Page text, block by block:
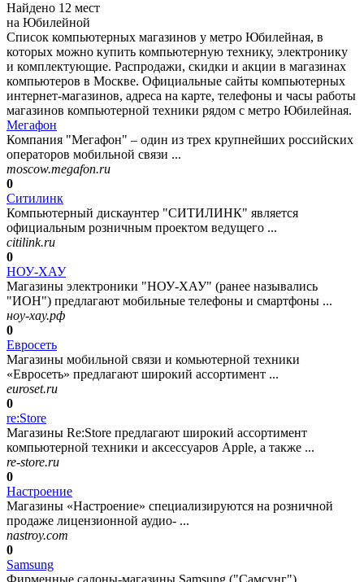
Найдено 12 мест
на Юбилейной
Список компьютерных магазинов у метро Юбилейная, в
которых можно купить компьютерную технику, электронику
и комплектующие. Распродажи, скидки и акции в магазинах
компьютеров в Москве. Официальные сайты компьютерных
интернет-магазинов, адреса на карте, телефоны и часы работы
магазинов компьютерной техники рядом с метро Юбилейная.
Мегафон
Компания "Мегафон" – один из трех крупнейших российских
операторов мобильной связи ...
moscow.megafon.ru
0
Ситилинк
Компьютерный дискаунтер "СИТИЛИНК" является
официальным розничным проектом ведущего ...
citilink.ru
0
НОУ-ХАУ
Магазины электроники "НОУ-ХАУ" (ранее назывались
"ИОН") предлагают мобильные телефоны и смартфоны ...
ноу-хау.рф
0
Евросеть
Магазины мобильной связи и комьютерной техники
«Евросеть» предлагают широкий ассортимент ...
euroset.ru
0
re:Store
Магазины Re:Store предлагают широкий ассортимент
компьютерной техники и аксессуаров Apple, а также ...
re-store.ru
0
Настроение
Магазины «Настроение» специализируются на розничной
продаже лицензионной аудио- ...
nastroy.com
0
Samsung